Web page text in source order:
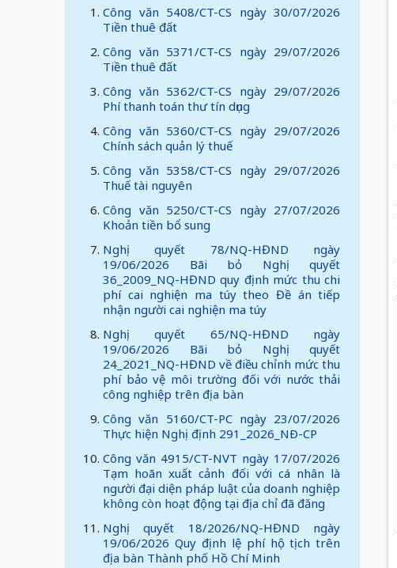
Công văn 5408/CT-CS ngày 30/07/2026
Tiền thuê đất
Công văn 5371/CT-CS ngày 29/07/2026
Tiền thuê đất
Công văn 5362/CT-CS ngày 29/07/2026
Phí thanh toán thư tín dụng
Công văn 5360/CT-CS ngày 29/07/2026
Chính sách quản lý thuế
Công văn 5358/CT-CS ngày 29/07/2026
Thuế tài nguyên
Công văn 5250/CT-CS ngày 27/07/2026
Khoản tiền bổ sung
Nghị quyết 78/NQ-HĐND ngày
19/06/2026 Bãi bỏ Nghị quyết
36_2009_NQ-HĐND quy định mức thu chi
phí cai nghiện ma túy theo Đề án tiếp
nhận người cai nghiện ma túy
Nghị quyết 65/NQ-HĐND ngày
19/06/2026 Bãi bỏ Nghị quyết
24_2021_NQ-HĐND về điều chỉnh mức thu
phí bảo vệ môi trường đối với nước thải
công nghiệp trên địa bàn
Công văn 5160/CT-PC ngày 23/07/2026
Thực hiện Nghị định 291_2026_NÐ-CP
Công văn 4915/CT-NVT ngày 17/07/2026
Tạm hoãn xuất cảnh đối với cá nhân là
người đại diện pháp luật của doanh nghiệp
không còn hoạt động tại địa chỉ đã đăng
Nghị quyết 18/2026/NQ-HĐND ngày
19/06/2026 Quy định lệ phí hộ tịch trên
địa bàn Thành phố Hồ Chí Minh